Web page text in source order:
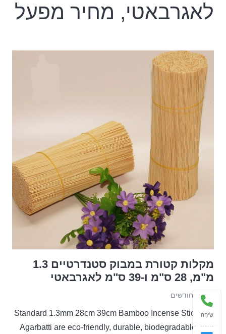
לאגרבאטי, מחיר מפעל
מקלות קטורת במבוק סטנדרטיים 1.3
מ"מ, 28 ס"מ ו-39 ס"מ לאגרבאטי
לפני 6 חודשים
Standard 1.3mm 28cm 39cm Bamboo Incense Sticks for
Agarbatti are eco-friendly, durable, biodegradable, and
שִׂיחָה